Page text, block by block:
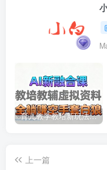
育儿教学教培新玩法，AI生成教学视频，市场大，操作简单，变现天花板非常高
上一篇